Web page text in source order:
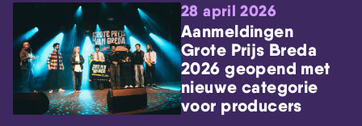
28 april 2026
Aanmeldingen
Grote Prijs Breda
2026 geopend met
nieuwe categorie
voor producers